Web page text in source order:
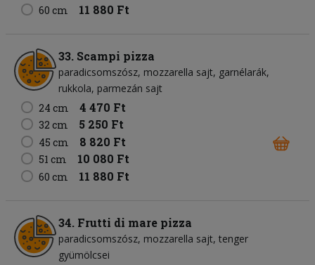
60 cm 11 880 Ft
33. Scampi pizza
paradicsomszósz mozzarella sajt garnélarák
rukkola parmezán sajt
24 cm
4 470 Ft
32 cm 5 250 Ft
45 cm 8 820 Ft
51 cm 10 080 Ft
60 cm 11 880 Ft
34. Frutti di mare pizza
paradicsomszósz mozzarella sajt tenger
gyümölcsei